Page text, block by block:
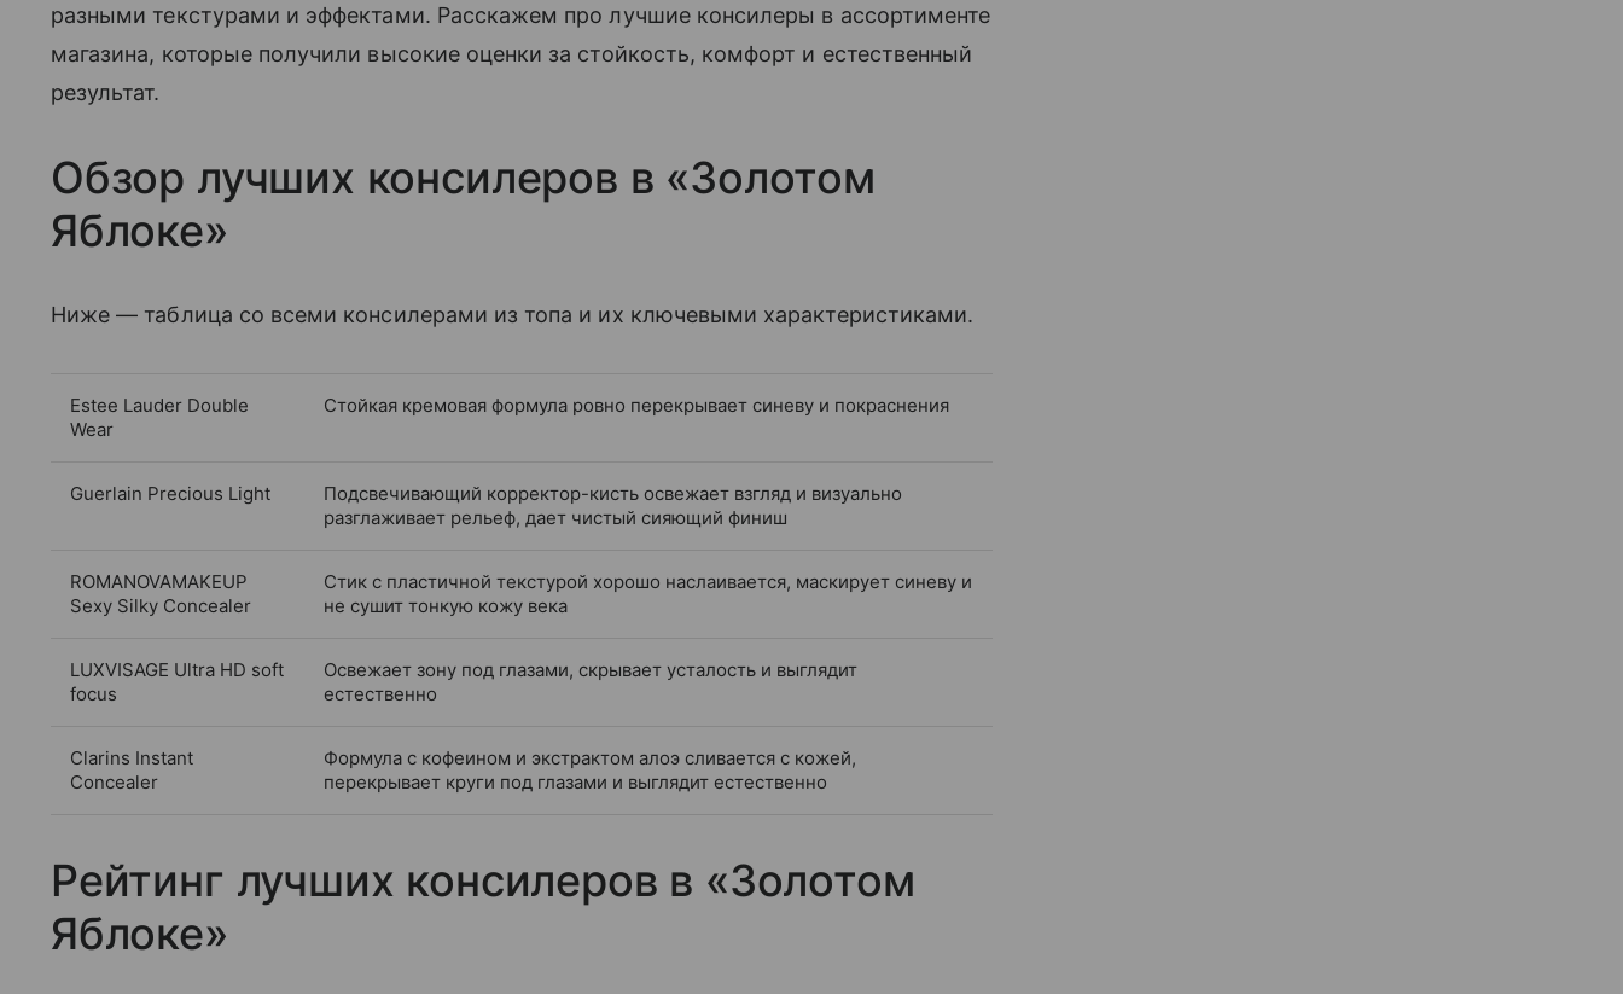
разными текстурами и эффектами. Расскажем про лучшие консилеры в ассортименте
магазина, которые получили высокие оценки за стойкость, комфорт и естественный
результат.
Обзор лучших консилеров в «Золотом
Яблоке»
Ниже — таблица со всеми консилерами из топа и их ключевыми характеристиками.
Estee Lauder Double
Wear
Стойкая кремовая формула ровно перекрывает синеву и покраснения
Guerlain Precious Light
Подсвечивающий корректор-кисть освежает взгляд и визуально
разглаживает рельеф, дает чистый сияющий финиш
ROMANOVAMAKEUP
Sexy Silky Concealer
Стик с пластичной текстурой хорошо наслаивается, маскирует синеву и
не сушит тонкую кожу века
LUXVISAGE Ultra HD soft
focus
Освежает зону под глазами, скрывает усталость и выглядит
естественно
Clarins Instant
Concealer
Формула с кофеином и экстрактом алоэ сливается с кожей,
перекрывает круги под глазами и выглядит естественно
Рейтинг лучших консилеров в «Золотом
Яблоке»